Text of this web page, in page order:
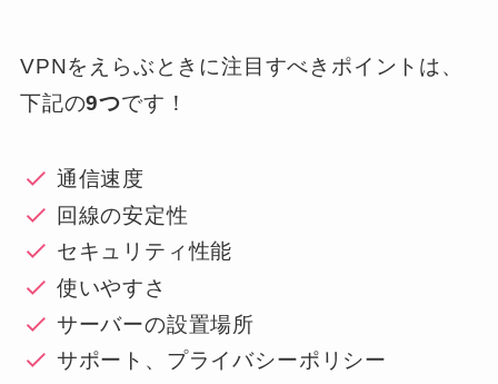
VPNをえらぶときに注目すべきポイントは、
下記の9つです！
通信速度
回線の安定性
セキュリティ性能
使いやすさ
サーバーの設置場所
サポート、プライバシーポリシー